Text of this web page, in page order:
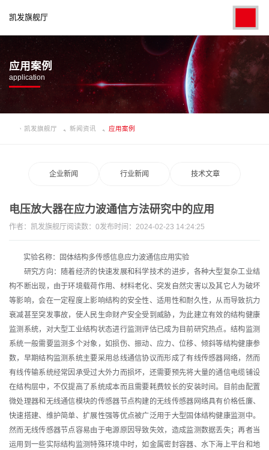
凯发旗舰厅
应用案例
application
凯发旗舰厅 新闻资讯 应用案例
企业新闻 行业新闻 技术文章
电压放大器在应力波通信方法研究中的应用
作者： 凯发旗舰厅阅读数： 0发布时间：2024-02-23 14:24:25
实验名称：固体结构多传感信息应力波通信应用实验
研究方向：随着经济的快速发展和科学技术的进步，各种大型复杂工业结
构不断出现，由于环境载荷作用、材料老化、突发自然灾害以及其它人为破坏
等影响，会在一定程度上影响结构的安全性、适用性和耐久性，从而导致抗力
衰减甚至突发事故，使人民生命财产安全受到威胁，为此建立有效的结构健康
监测系统，对大型工业结构状态进行监测评估已成为目前研究热点。结构监测
系统一般需要监测多个对象，如损伤、振动、应力、位移、倾斜等结构健康参
数，早期结构监测系统主要采用总线通信协议而形成了有线传感器网络，然而
有线传输系统经常因承受过大外力而损坏，还需要预先将大量的通信电缆铺设
在结构层中，不仅提高了系统成本而且需要耗费较长的安装时间。目前由配置
微处理器和无线通信模块的传感器节点构建的无线传感器网络具有价格低廉、
快速搭建、维护简单、扩展性强等优点被广泛用于大型固体结构健康监测中。
然而无线传感器节点容易由于电源原因导致失效，造成监测数据丢失；再者当
运用到一些实际结构监测特殊环境中时，如金属密封容器、水下海上平台和地